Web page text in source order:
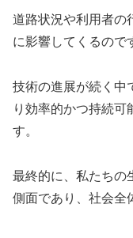
道路状況や利用者の
に影響してくるので
技術の進展が続く中
り効率的かつ持続可
す。
最終的に、私たちの
側面であり、社会全